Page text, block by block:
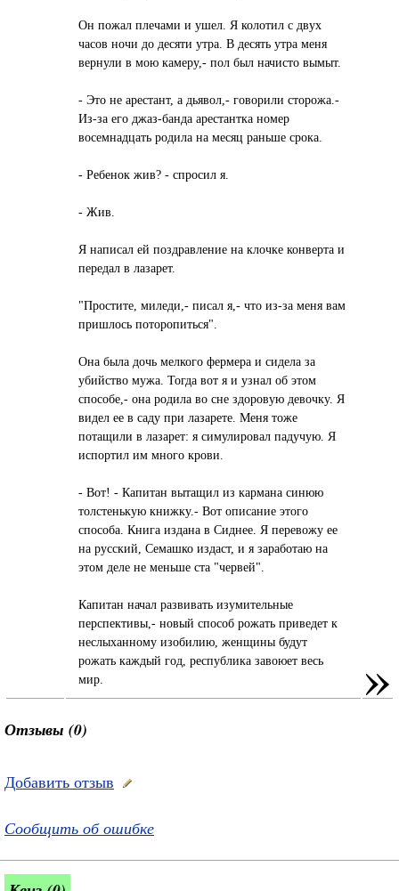
Он пожал плечами и ушел. Я колотил с двух
часов ночи до десяти утра. В десять утра меня
вернули в мою камеру,- пол был начисто вымыт.
- Это не арестант, а дьявол,- говорили сторожа.-
Из-за его джаз-банда арестантка номер
восемнадцать родила на месяц раньше срока.
- Ребенок жив? - спросил я.
- Жив.
Я написал ей поздравление на клочке конверта и
передал в лазарет.
"Простите, миледи,- писал я,- что из-за меня вам
пришлось поторопиться".
Она была дочь мелкого фермера и сидела за
убийство мужа. Тогда вот я и узнал об этом
способе,- она родила во сне здоровую девочку. Я
видел ее в саду при лазарете. Меня тоже
потащили в лазарет: я симулировал падучую. Я
испортил им много крови.
- Вот! - Капитан вытащил из кармана синюю
толстенькую книжку.- Вот описание этого
способа. Книга издана в Сиднее. Я перевожу ее
на русский, Семашко издаст, и я заработаю на
этом деле не меньше ста "червей".
Капитан начал развивать изумительные
перспективы,- новый способ рожать приведет к
неслыханному изобилию, женщины будут
рожать каждый год, республика завоюет весь
мир.
»
Отзывы (0)
Добавить отзыв
Сообщить об ошибке